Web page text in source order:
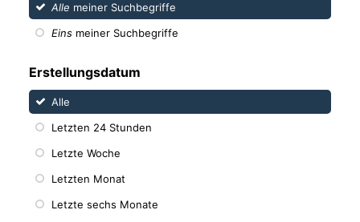
Alle meiner Suchbegriffe
Eins meiner Suchbegriffe
Erstellungsdatum
Alle
Letzten 24 Stunden
Letzte Woche
Letzten Monat
Letzte sechs Monate